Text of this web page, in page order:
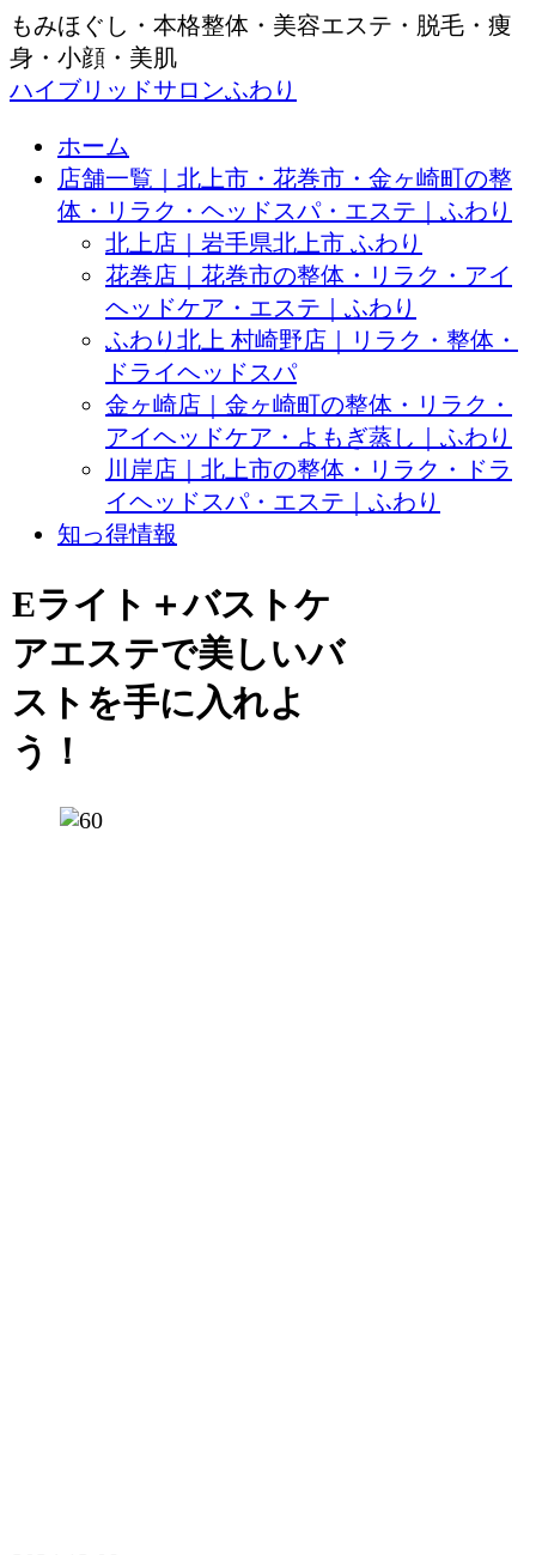
もみほぐし・本格整体・美容エステ・脱毛・痩
身・小顔・美肌
ハイブリッドサロンふわり
ホーム
店舗一覧｜北上市・花巻市・金ヶ崎町の整
体・リラク・ヘッドスパ・エステ｜ふわり
北上店｜岩手県北上市 ふわり
花巻店｜花巻市の整体・リラク・アイ
ヘッドケア・エステ｜ふわり
ふわり北上 村崎野店｜リラク・整体・
ドライヘッドスパ
金ヶ崎店｜金ヶ崎町の整体・リラク・
アイヘッドケア・よもぎ蒸し｜ふわり
川岸店｜北上市の整体・リラク・ドラ
イヘッドスパ・エステ｜ふわり
知っ得情報
Eライト＋バストケ
アエステで美しいバ
ストを手に入れよ
う！